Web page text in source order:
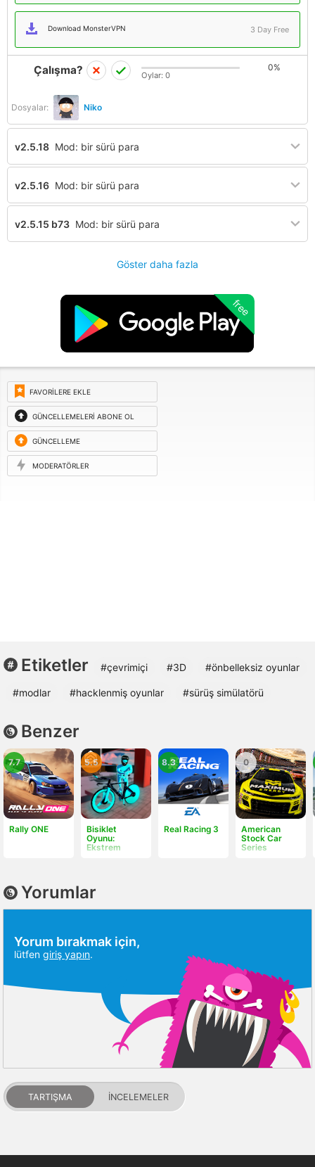
Download MonsterVPN 3 Day Free
Dosyalar: Niko
Çalışma? 0%
Oylar: 0
v2.5.18 Mod: bir sürü para
v2.5.16 Mod: bir sürü para
v2.5.15 b73 Mod: bir sürü para
Göster daha fazla
free
FAVORILERE EKLE
GÜNCELLEMELERI ABONE OL
GÜNCELLEME
ISTEĞI
MODERATÖRLER
Etiketler #çevrimiçi #3D #önbelleksiz oyunlar
#modlar #hacklenmiş oyunlar #sürüş simülatörü
Benzer
Rally ONE
7.7
Bisiklet
Oyunu:
Ekstrem
5.5
Real Racing 3
8.3
American
Stock Car
Series
0
Yorumlar
Yorum bırakmak için,
lütfen giriş yapın.
TARTIŞMA İNCELEMELER